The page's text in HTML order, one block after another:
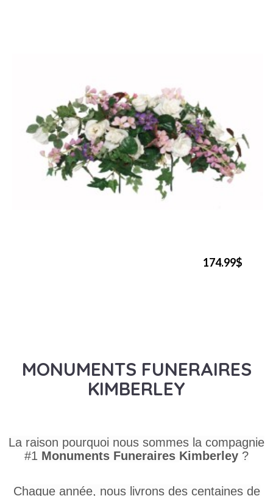
174.99$
MONUMENTS FUNERAIRES
KIMBERLEY
La raison pourquoi nous sommes la compagnie
#1 Monuments Funeraires Kimberley ?
Chaque année, nous livrons des centaines de